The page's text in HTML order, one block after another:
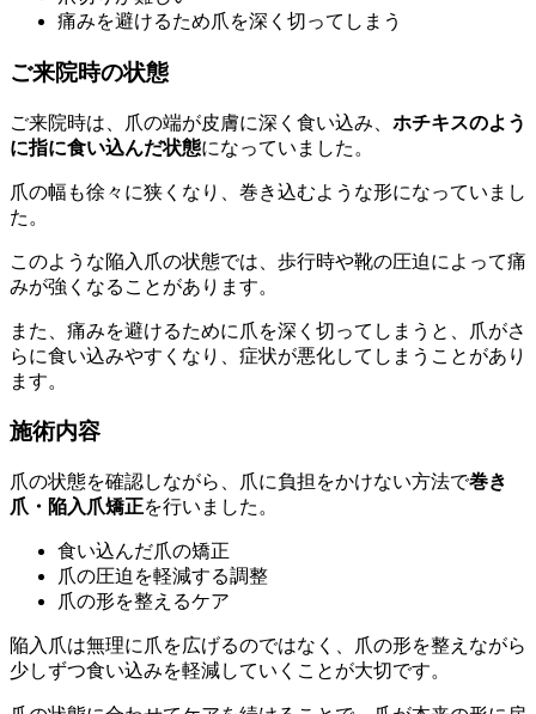
痛みを避けるため爪を深く切ってしまう
ご来院時の状態
ご来院時は、爪の端が皮膚に深く食い込み、 ホチキスのよう
に指に食い込んだ状態になっていました。
爪の幅も徐々に狭くなり、巻き込むような形になっていまし
た。
このような陥入爪の状態では、歩行時や靴の圧迫によって痛
みが強くなることがあります。
また、痛みを避けるために爪を深く切ってしまうと、爪がさ
らに食い込みやすくなり、症状が悪化してしまうことがあり
ます。
施術内容
爪の状態を確認しながら、爪に負担をかけない方法で巻き
爪・陥入爪矯正を行いました。
食い込んだ爪の矯正
爪の圧迫を軽減する調整
爪の形を整えるケア
陥入爪は無理に爪を広げるのではなく、爪の形を整えながら
少しずつ食い込みを軽減していくことが大切です。